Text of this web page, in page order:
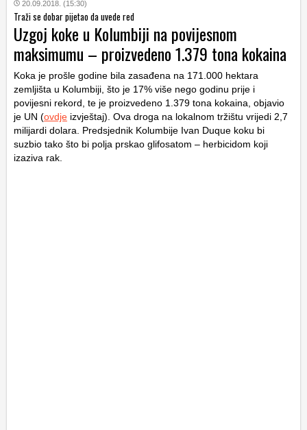
20.09.2018. (15:30)
Traži se dobar pijetao da uvede red
Uzgoj koke u Kolumbiji na povijesnom
maksimumu – proizvedeno 1.379 tona kokaina
Koka je prošle godine bila zasađena na 171.000 hektara
zemljišta u Kolumbiji, što je 17% više nego godinu prije i
povijesni rekord, te je proizvedeno 1.379 tona kokaina, objavio
je UN (ovdje izvještaj). Ova droga na lokalnom tržištu vrijedi 2,7
milijardi dolara. Predsjednik Kolumbije Ivan Duque koku bi
suzbio tako što bi polja prskao glifosatom – herbicidom koji
izaziva rak.